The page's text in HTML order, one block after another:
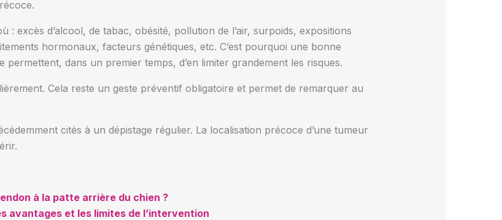
: excès d’alcool, de tabac, obésité, pollution de l’air, surpoids, expositions
hormonaux, facteurs génétiques, etc. C’est pourquoi une bonne
permettent, dans un premier temps, d’en limiter grandement les risques.
Cela reste un geste préventif obligatoire et permet de remarquer au
cités à un dépistage régulier. La localisation précoce d’une tumeur
à la patte arrière du chien ?
avantages et les limites de l’intervention